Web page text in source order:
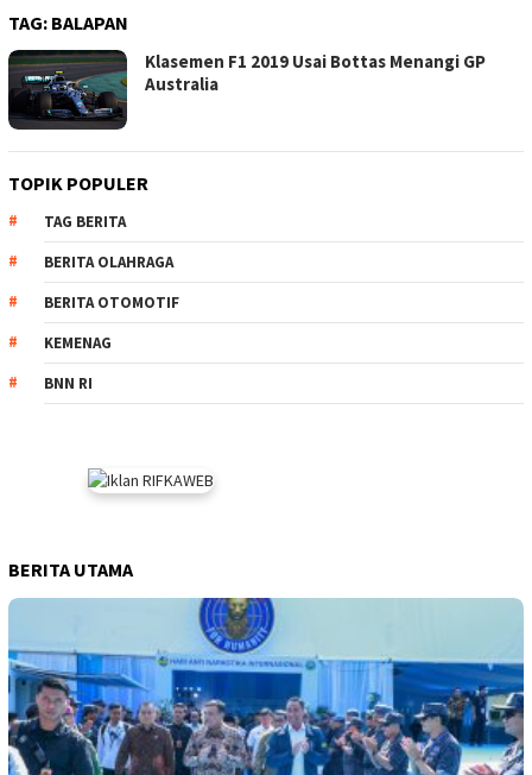
TAG: BALAPAN
Klasemen F1 2019 Usai Bottas Menangi GP
Australia
TOPIK POPULER
TAG BERITA
BERITA OLAHRAGA
BERITA OTOMOTIF
KEMENAG
BNN RI
BERITA UTAMA